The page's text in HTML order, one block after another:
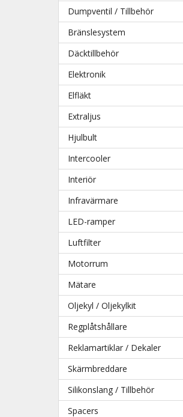
Dumpventil / Tillbehör
Bränslesystem
Däcktillbehör
Elektronik
Elfläkt
Extraljus
Hjulbult
Intercooler
Interiör
Infravärmare
LED-ramper
Luftfilter
Motorrum
Mätare
Oljekyl / Oljekylkit
Regplåtshållare
Reklamartiklar / Dekaler
Skärmbreddare
Silikonslang / Tillbehör
Spacers